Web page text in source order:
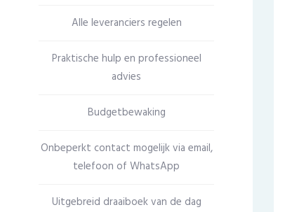
Alle leveranciers regelen
Praktische hulp en professioneel
advies
Budgetbewaking
Onbeperkt contact mogelijk via email,
telefoon of WhatsApp
Uitgebreid draaiboek van de dag